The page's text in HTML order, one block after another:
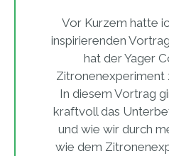
Vor Kurzem hatte
inspirierenden
hat der Yager
Zitronenexperiment
In diesem Vortrag
kraftvoll das
und wie wir durch
wie dem